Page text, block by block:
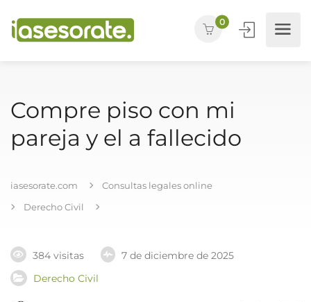
0
Compre piso con mi
pareja y el a fallecido
iasesorate.com
Consultas legales online
Derecho Civil
384 visitas
7 de diciembre de 2025
Derecho Civil